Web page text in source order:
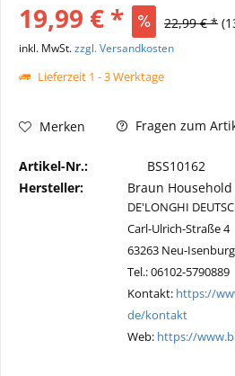
19,99 € * 22,99 € *
inkl. MwSt.zzgl. Versandkosten
Lieferzeit 1 - 3 Werktage
Merken Fragen zum
Artikel-Nr.:
BSS10162
Hersteller:
Braun Household
DE'LONGHI
Carl-Ulrich-Straße 4
63263 Neu-Isenburg
Tel.: 06102-5790889
Kontakt: https://
de/kontakt
Web: https://